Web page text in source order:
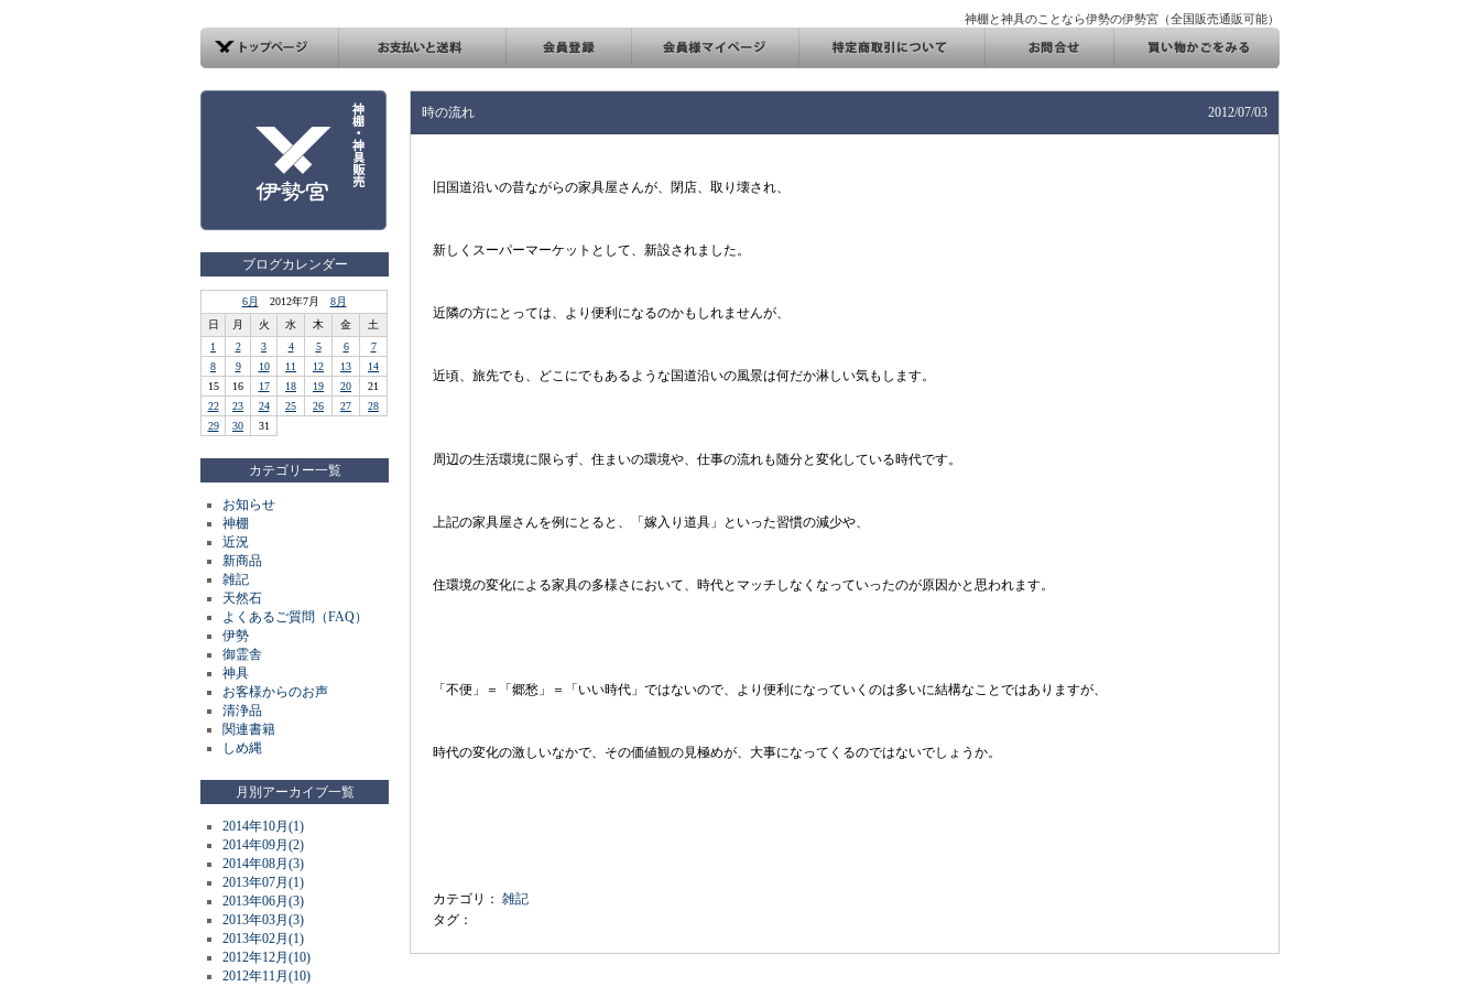
神棚と神具のことなら伊勢の伊勢宮（全国販売通販可能）
ブログカレンダー
6月 2012年7月 8月
日
月 火 水 木 金
土
1
2 3 4 5 6
7
8
9 10 11 12 13
14
15
16 17 18 19 20
21
22
23 24 25 26 27
28
29
30 31
カテゴリー一覧
お知らせ
神棚
近況
新商品
雑記
天然石
よくあるご質問（FAQ）
伊勢
御霊舎
神具
お客様からのお声
清浄品
関連書籍
しめ縄
月別アーカイブ一覧
2014年10月(1)
2014年09月(2)
2014年08月(3)
2013年07月(1)
2013年06月(3)
2013年03月(3)
2013年02月(1)
2012年12月(10)
2012年11月(10)
時の流れ 2012/07/03
旧国道沿いの昔ながらの家具屋さんが、閉店、取り壊され、
新しくスーパーマーケットとして、新設されました。
近隣の方にとっては、より便利になるのかもしれませんが、
近頃、旅先でも、どこにでもあるような国道沿いの風景は何だか淋しい気もします。
周辺の生活環境に限らず、住まいの環境や、仕事の流れも随分と変化している時代です。
上記の家具屋さんを例にとると、「嫁入り道具」といった習慣の減少や、
住環境の変化による家具の多様さにおいて、時代とマッチしなくなっていったのが原因かと思われます。
「不便」＝「郷愁」＝「いい時代」ではないので、より便利になっていくのは多いに結構なことではありますが、
時代の変化の激しいなかで、その価値観の見極めが、大事になってくるのではないでしょうか。
カテゴリ： 雑記
タグ：